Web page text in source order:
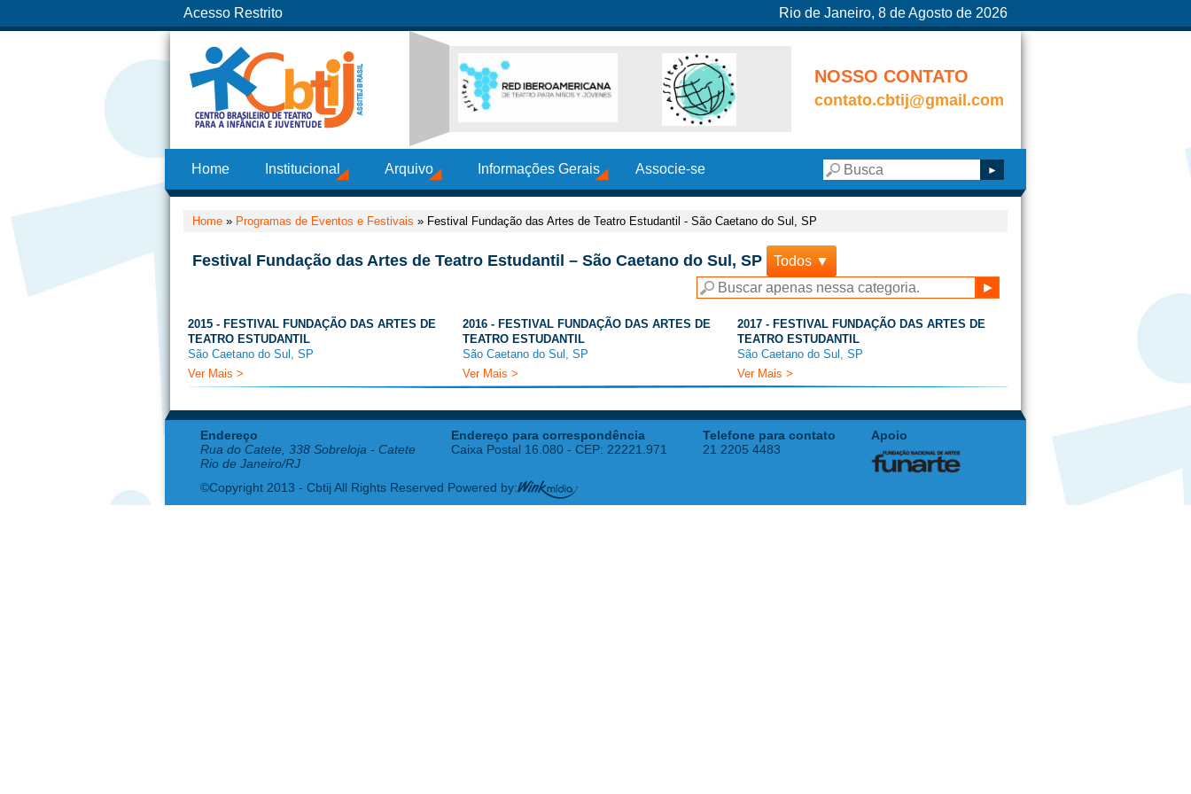
Acesso Restrito Rio de Janeiro, 8 de Agosto de 2026
NOSSO CONTATO
contato.cbtij@gmail.com
Home Institucional Arquivo Informações Gerais Associe-se
Home » Programas de Eventos e Festivais » Festival Fundação das Artes de Teatro Estudantil - São Caetano do Sul, SP
Festival Fundação das Artes de Teatro Estudantil – São Caetano do Sul, SP Todos ▼
2015 - FESTIVAL FUNDAÇÃO DAS ARTES DE
TEATRO ESTUDANTIL
São Caetano do Sul, SP
Ver Mais >
2016 - FESTIVAL FUNDAÇÃO DAS ARTES DE
TEATRO ESTUDANTIL
São Caetano do Sul, SP
Ver Mais >
2017 - FESTIVAL FUNDAÇÃO DAS ARTES DE
TEATRO ESTUDANTIL
São Caetano do Sul, SP
Ver Mais >
Endereço
Rua do Catete, 338 Sobreloja - Catete
Rio de Janeiro/RJ
Endereço para correspondência
Caixa Postal 16.080 - CEP: 22221.971
Telefone para contato
21 2205 4483
Apoio
©Copyright 2013 - Cbtij All Rights Reserved Powered by: